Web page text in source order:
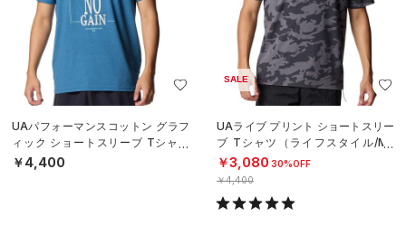
UAパフォーマンスコットン グラフ
ィック ショートスリーブ Tシャツ
（ライフスタイル/MEN）
￥4,400
SALE
UAライブ プリント ショートスリー
ブ Tシャツ（ライフスタイル/ME
N）
￥3,080 30%OFF
￥4,400